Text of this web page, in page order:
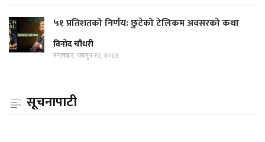
५१ प्रतिशतको निर्णय: छुटेको टेलिकम अवसरको कथा
विनोद चौधरी
मंगलबार, फागुन १२, २०८२
सूचनापाटी